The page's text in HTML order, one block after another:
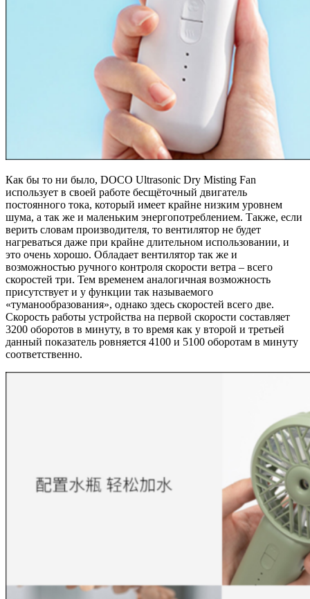
Как бы то ни было, DOCO Ultrasonic Dry Misting Fan
использует в своей работе бесщёточный двигатель
постоянного тока, который имеет крайне низким уровнем
шума, а так же и маленьким энергопотреблением. Также, если
верить словам производителя, то вентилятор не будет
нагреваться даже при крайне длительном использовании, и
это очень хорошо. Обладает вентилятор так же и
возможностью ручного контроля скорости ветра – всего
скоростей три. Тем временем аналогичная возможность
присутствует и у функции так называемого
«туманообразования», однако здесь скоростей всего две.
Скорость работы устройства на первой скорости составляет
3200 оборотов в минуту, в то время как у второй и третьей
данный показатель ровняется 4100 и 5100 оборотам в минуту
соответственно.